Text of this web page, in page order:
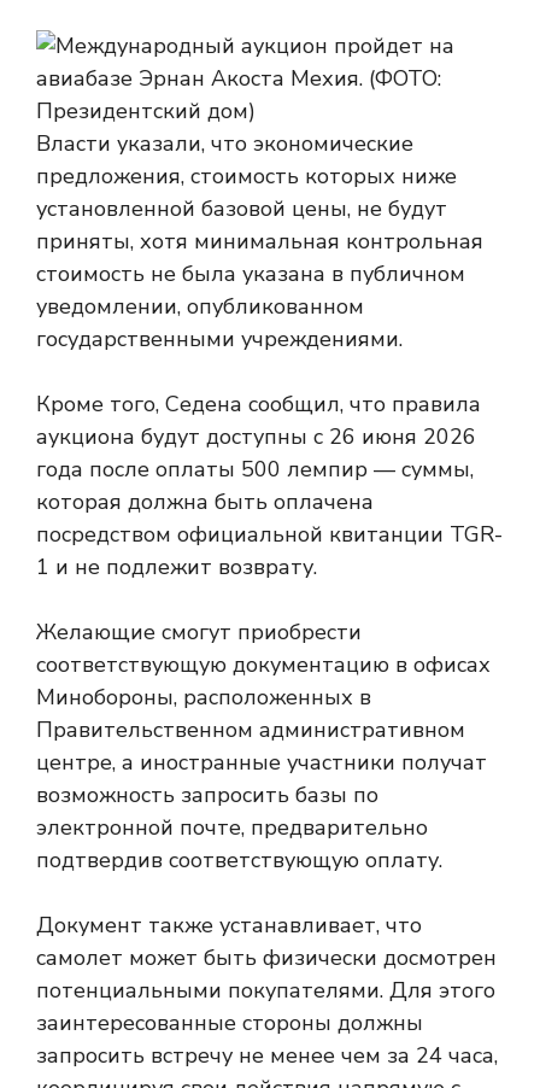
Власти указали, что экономические
предложения, стоимость которых ниже
установленной базовой цены, не будут
приняты, хотя минимальная контрольная
стоимость не была указана в публичном
уведомлении, опубликованном
государственными учреждениями.
Кроме того, Седена сообщил, что правила
аукциона будут доступны с 26 июня 2026
года после оплаты 500 лемпир — суммы,
которая должна быть оплачена
посредством официальной квитанции TGR-
1 и не подлежит возврату.
Желающие смогут приобрести
соответствующую документацию в офисах
Минобороны, расположенных в
Правительственном административном
центре, а иностранные участники получат
возможность запросить базы по
электронной почте, предварительно
подтвердив соответствующую оплату.
Документ также устанавливает, что
самолет может быть физически досмотрен
потенциальными покупателями. Для этого
заинтересованные стороны должны
запросить встречу не менее чем за 24 часа,